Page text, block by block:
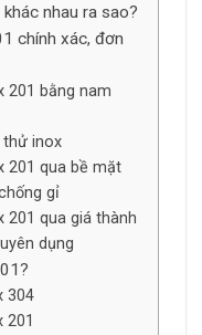
nhau ra sao?
chính xác, đơn
201 bằng nam
thử inox
201 qua bề mặt
gỉ
201 qua giá thành
dụng
304
201